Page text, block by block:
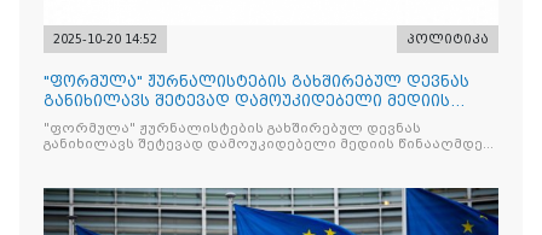
2025-10-20 14:52 პოლიტიკა
"ფორმულა" ჟურნალისტების გახშირებულ დევნას
განიხილავს შეტევად დამოუკიდებელი მედიის
წინააღმდ
"ფორმულა" ჟურნალისტების გახშირებულ დევნას
განიხილავს შეტევად დამოუკიდებელი მედიის წინააღმდეგ,